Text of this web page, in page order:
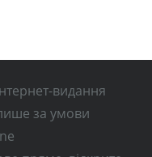
видання
за умови